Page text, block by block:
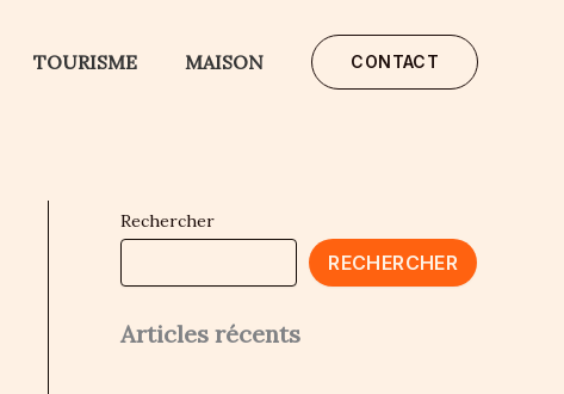
TOURISME MAISON CONTACT
Rechercher
RECHERCHER
Articles récents